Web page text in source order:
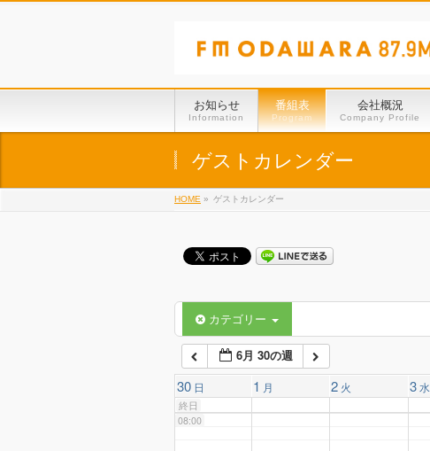
お知らせ
Information
番組表
Program
会社概況
Company Profile
ゲストカレンダー
HOME » ゲストカレンダー
カテゴリー
6月 30の週
30 日 1 月 2 火 3 水
終日
01:00
02:00
03:00
04:00
05:00
06:00
07:00
08:00